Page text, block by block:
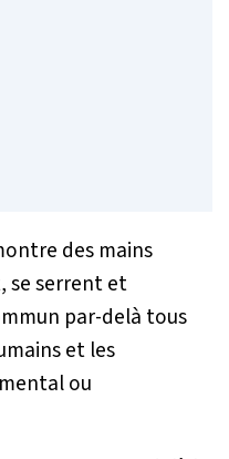
des mains
se serrent et
par-delà tous
et les
ou